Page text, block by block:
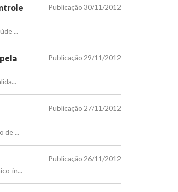
...
Publicação 30/11/2012
Publicação 29/11/2012
de ...
Publicação 27/11/2012
in...
Publicação 26/11/2012